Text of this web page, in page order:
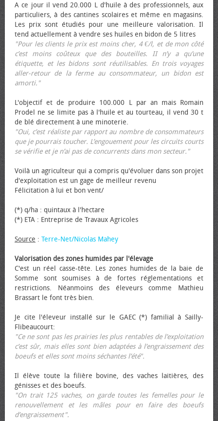
A ce jour il vend 20.000 L d'huile à des professionnels, aux
particuliers, à des cantines scolaires et même en magasins.
Les prix sont étudiés pour une meilleure valorisation. Il
tend actuellement à vendre ses huiles en bidon de 5 litres
"Pour les clients le prix est moins cher, 4 €/l, et de mon côté
c’est moins coûteux que des bouteilles. II n’y a qu’une
étiquette, et les bidons sont réutilisables. En trois voyages
aller-retour de la ferme au consommateur, un bidon est
amorti."
L'objectif et de produire 100.000 L par an mais Romain
Prodel ne se limite pas à l'huile et au tourteau, il vend 30 t
de blé directement à une minoterie.
"Oui, c’est réaliste par rapport au nombre de consommateurs
que je pourrais toucher. L’engouement pour les circuits courts
se vérifie et je n’ai pas de concurrents dans mon secteur."
Voilà un agriculteur qui a compris qu'évoluer dans son projet
d'exploitation est un gage de meilleur revenu
Félicitation à lui et bon vent/
(*) q/ha : quintaux à l'hectare
(*) ETA : Entreprise de Travaux Agricoles
Source : Terre-Net/Nicolas Mahey
Valorisation des zones humides par l'élevage
C'est un réel casse-tête. Les zones humides de la baie de
Somme sont soumises à de fortes réglementations et
restrictions. Néanmoins des éleveurs comme Mathieu
Brassart le font très bien.
Je cite l'éleveur installé sur le GAEC (*) familial à Sailly-
Flibeaucourt:
"Ce ne sont pas les prairies les plus rentables de l’exploitation
c’est sûr, mais elles sont bien adaptées à l’engraissement des
bœufs et elles sont moins séchantes l’été".
Il élève toute la filière bovine, des vaches laitières, des
génisses et des bœufs.
"On trait 125 vaches, on garde toutes les femelles pour le
renouvellement et les mâles pour en faire des bœufs
d’engraissement".